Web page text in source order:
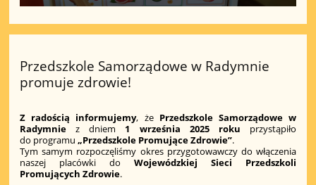
Przedszkole Samorządowe w Radymnie
promuje zdrowie!
Z radością informujemy, że Przedszkole Samorządowe w
Radymnie z dniem 1 września 2025 roku przystąpiło
do programu„Przedszkole Promujące Zdrowie”.
Tym samym rozpoczęliśmy okres przygotowawczy do włączenia
naszej placówki do Wojewódzkiej Sieci Przedszkoli
Promujących Zdrowie.